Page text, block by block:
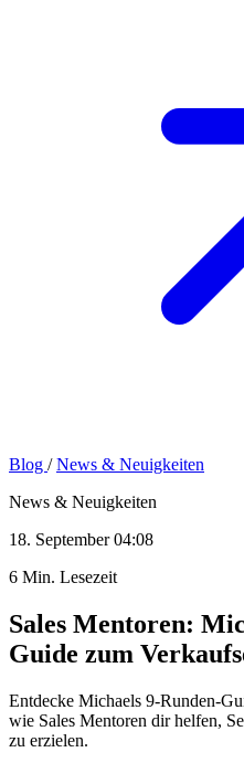
Blog / News & Neuigkeiten
News & Neuigkeiten
18. September 04:08
6 Min. Lesezeit
Sales Mentoren:
Guide zum
Entdecke Michaels 9-Runden-
wie Sales Mentoren dir helfen,
zu erzielen.